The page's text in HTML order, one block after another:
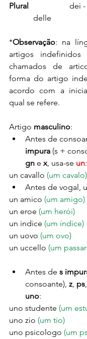
Plural
	  delle
*Observação: na
artigos
chamados de
forma do artigo
acordo com a
qual se refere.
Artigo masculino:
Antes de
impura (s +
gn e x, usa-se un:
un cavallo (um cavalo)
Antes de vogal,
un amico (um amigo)
un eroe (um herói)
un indice (um índice)
un uovo (um ovo)
un uccello (um
Antes de s
consoante), z, ps,
uno:
uno studente (um
uno zio (um tio)
uno psicologo (um